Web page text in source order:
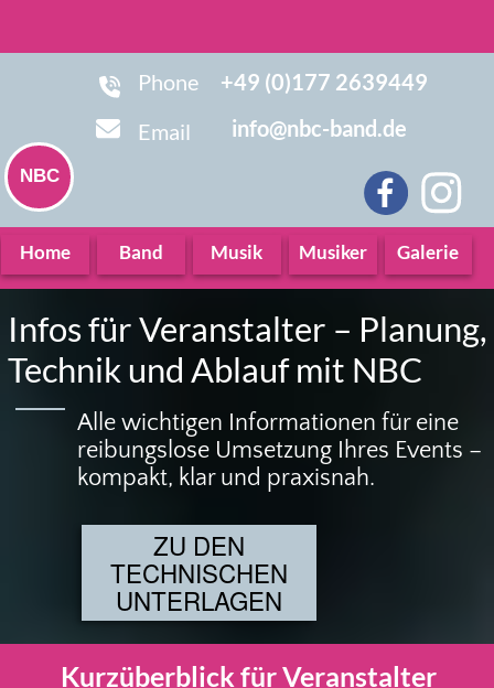
Phone +49 (0)177 2639449
Email info@nbc-band.de
Home
Infos für Veranstalter – Planung,
Technik und Ablauf mit NBC
reibungslose Umsetzung Ihres Events –
kompakt, klar und praxisnah.
ZU DEN
TECHNISCHEN
UNTERLAGEN
Kurzüberblick für Veranstalter
Leadstimmen, Rhythmusgruppe , Percussion und
Bläsersatz. Das vollständig live gespielte
Programm umfasst Soul, Funk, Disco und
Popklassiker der 70er und 80er Jahre.
Typische Einsatzbereiche:
Stadtfeste und Open-Air-Bühnen